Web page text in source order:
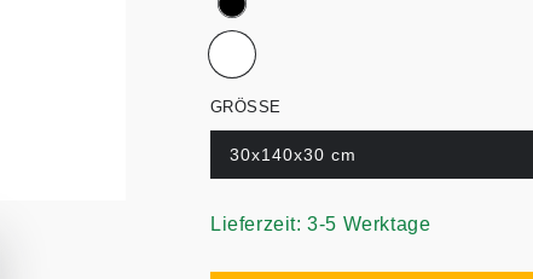
GRÖSSE
30x140x30 cm
Lieferzeit: 3-5 Werktage